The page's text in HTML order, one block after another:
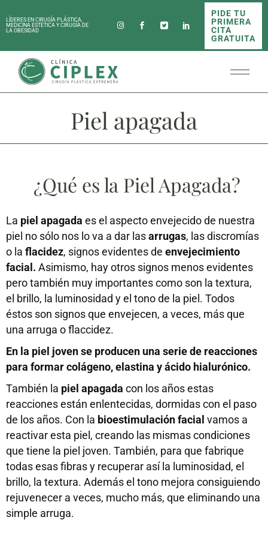
LÍDERES EN CIRUGÍA PLÁSTICA,
MEDICINA ESTÉTICA Y CIRUGÍA DE
LA OBESIDAD
PIDE TU
PRIMERA
CITA
GRATUITA
Piel apagada
¿Qué es la Piel Apagada?
La piel apagada es el aspecto envejecido de nuestra
piel no sólo nos lo va a dar lasarrugas, las discromías
o la flacidez, signos evidentes de envejecimiento
facial. Asimismo, hay otros signos menos evidentes
pero también muy importantes como son la textura,
el brillo, la luminosidad y el tono de la piel. Todos
éstos son signos que envejecen, a veces, más que
una arruga o flaccidez.
En la piel joven se producen una serie de reacciones
para formar colágeno, elastina y ácido hialurónico.
También la piel apagada con los años estas
reacciones están enlentecidas, dormidas con el paso
de los años. Con la bioestimulación facial vamos a
reactivar esta piel, creando las mismas condiciones
que tiene la piel joven. También, para que fabrique
todas esas fibras y recuperar así la luminosidad, el
brillo, la textura. Además el tono mejora consiguiendo
rejuvenecer a veces, mucho más, que eliminando una
simple arruga.